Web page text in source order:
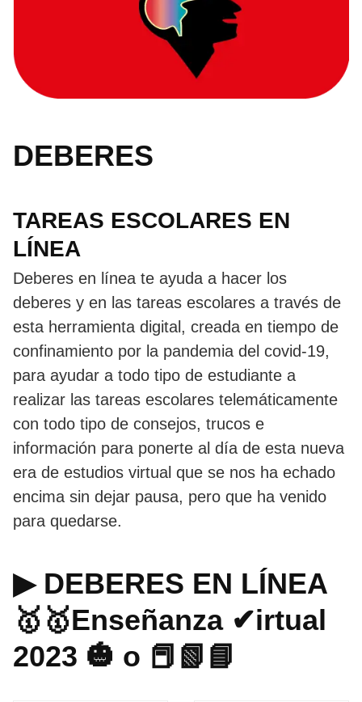
DEBERES
TAREAS ESCOLARES EN
LÍNEA
Deberes en línea te ayuda a hacer los
deberes y en las tareas escolares a través de
esta herramienta digital, creada en tiempo de
confinamiento por la pandemia del covid-19,
para ayudar a todo tipo de estudiante a
realizar las tareas escolares telemáticamente
con todo tipo de consejos, trucos e
información para ponerte al día de esta nueva
era de estudios virtual que se nos ha echado
encima sin dejar pausa, pero que ha venido
para quedarse.
▶ DEBERES EN LÍNEA
🥇🥇Enseñanza ✔irtual
2023 🎃 o 📕📗📘